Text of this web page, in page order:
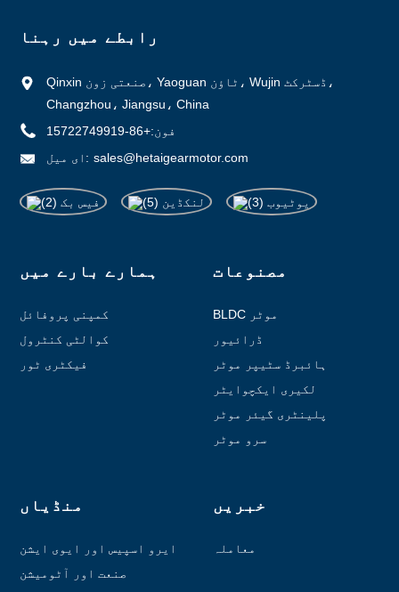
رابطے میں رہنا
Qinxin صنعتی زون، Yaoguan ٹاؤن، Wujin ڈسٹرکٹ،
Changzhou، Jiangsu، China
فون:+86-15722749919
ای میل: sales@hetaigearmotor.com
ہمارے بارے میں
کمپنی پروفائل
کوالٹی کنٹرول
فیکٹری ٹور
مصنوعات
BLDC موٹر
ڈرائیور
ہائبرڈ سٹیپر موٹر
لکیری ایکچوایٹر
پلینٹری گیئر موٹر
سرو موٹر
منڈیاں
ایرو اسپیس اور ایوی ایشن
صنعت اور آٹومیشن
خبریں
معاملہ